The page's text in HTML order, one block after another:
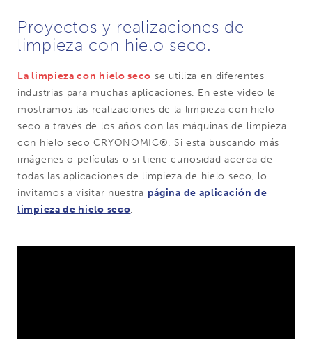
Proyectos y realizaciones de
limpieza con hielo seco.
La limpieza con hielo seco se utiliza en diferentes
industrias para muchas aplicaciones. En este video le
mostramos las realizaciones de la limpieza con hielo
seco a través de los años con las máquinas de limpieza
con hielo seco CRYONOMIC®. Si esta buscando más
imágenes o películas o si tiene curiosidad acerca de
todas las aplicaciones de limpieza de hielo seco, lo
invitamos a visitar nuestra página de aplicación de
limpieza de hielo seco.